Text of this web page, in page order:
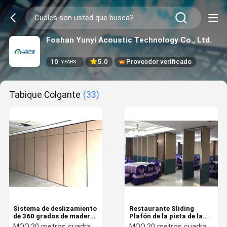
Foshan Yunyi Acoustic Technology Co., Ltd.
10 YEARS 5.0 Proveedor verificado
Tabique Colgante (33)
Sistema de deslizamiento
de 360 grados de madera
de techo de pista
Restaurante Sliding
Plafón de la pista de la
sala colgante divisores de